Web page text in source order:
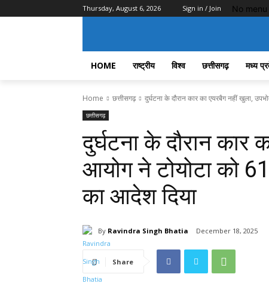
Thursday, August 6, 2026 Sign in / Join No menu
HOME राष्ट्रीय विश्व छत्तीसगढ़ मध्य
Home छत्तीसगढ़ दुर्घटना के दौरान कार का एयरबैग नहीं खुला,
छत्तीसगढ़
दुर्घटना के दौरान कार
आयोग ने टोयोटा को
का आदेश दिया
By Ravindra Singh Bhatia December 18, 2025
Share